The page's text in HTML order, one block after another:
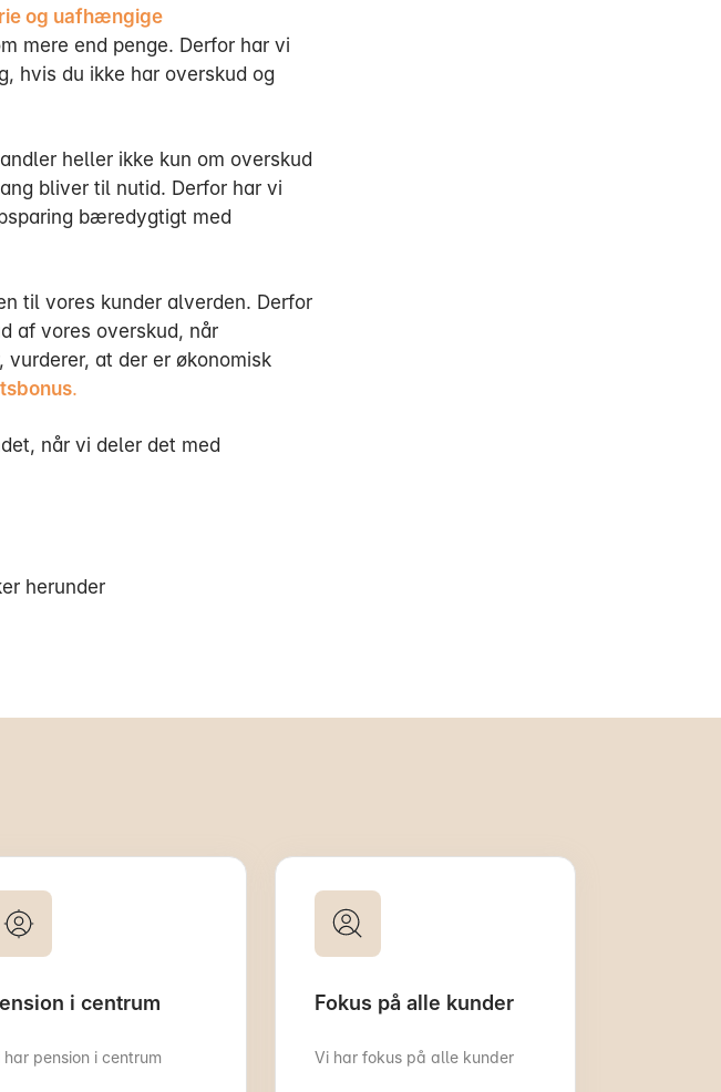
og uafhængige
mere end penge. Derfor har vi
hvis du ikke har overskud og
heller ikke kun om overskud
bliver til nutid. Derfor har vi
bæredygtigt med
til vores kunder alverden. Derfor
af vores overskud, når
at der er økonomisk
.
når vi deler det med
herunder
i centrum
har pension i centrum
Fokus på alle kunder
Vi har fokus på alle kunder